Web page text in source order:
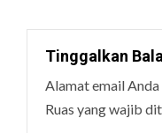
Tinggalkan
Alamat email
Ruas yang wajib